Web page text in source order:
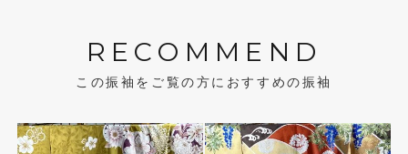
RECOMMEND
この振袖をご覧の方におすすめの振袖